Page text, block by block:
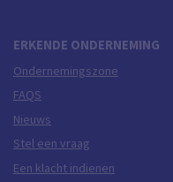
ERKENDE ONDERNEMING
Ondernemingszone
FAQS
Nieuws
Stel een vraag
Een klacht indienen